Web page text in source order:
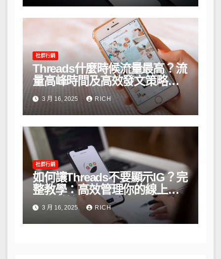
社群行銷
Threads什麼時候流量最高？流
量高峰時間及高效發文策略攻
略3 月 16, 2025 RICH
社群行銷
如何讓Threads不要顯示IG？完
整教學：高效管理你的線上隱
私與數據安全
3 月 16, 2025 RICH